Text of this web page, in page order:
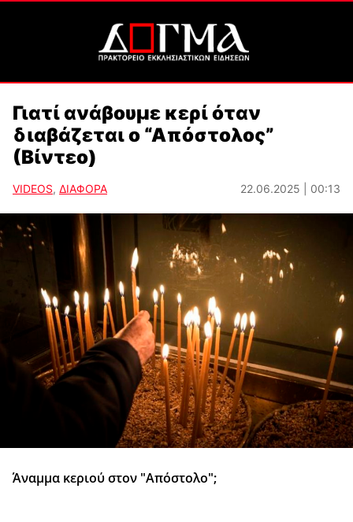
Γιατί ανάβουμε κερί όταν
διαβάζεται ο “Απόστολος”
(Βίντεο)
VIDEOS, ΔΙΑΦΟΡΑ 22.06.2025 | 00:13
Άναμμα κεριού στον "Απόστολο";